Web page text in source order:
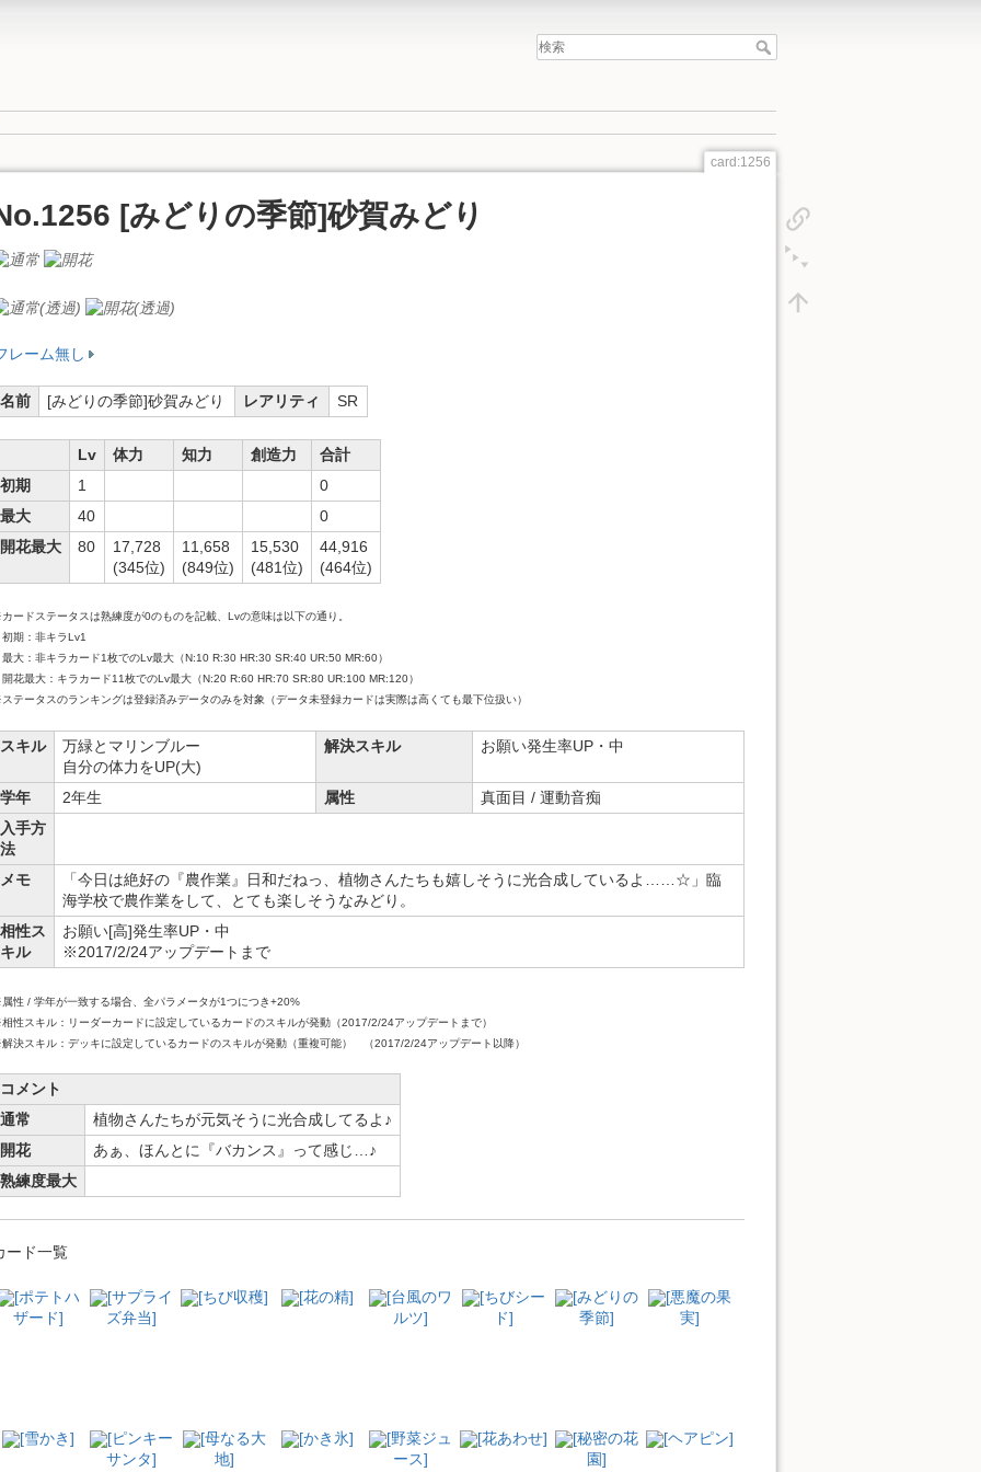
card:1256
[みどりの季節]砂賀みどり
レーム無し
名前 [みどりの季節]砂賀みどり レアリティ SR
Lv 体力 知力 創造力
合計
初期
1
0
最大
40
0
開花最大
80
17,728
(345位)
11,658
(849位)
15,530
(481位)
44,916
(464位)
ードステータスは熟練度が0のものを記載、Lvの意味は以下の通り。
期：非キラLv1
大：非キラカード1枚でのLv最大（N:10 R:30 HR:30 SR:40 UR:50 MR:60）
花最大：キラカード11枚でのLv最大（N:20 R:60 HR:70 SR:80 UR:100 MR:120）
テータスのランキングは登録済みデータのみを対象（データ未登録カードは実際は高くても最下位扱い）
スキル
万緑とマリンブルー
自分の体力をUP(大)
解決スキル お願い発生率UP・中
学年 2年生 属性
真面目 / 運動音痴
入手方
法
メモ
「今日は絶好の『農作業』日和だねっ、植物さんたちも嬉しそうに光合成しているよ……☆」臨
海学校で農作業をして、とても楽しそうなみどり。
相性ス
キル
お願い[高]発生率UP・中
※2017/2/24アップデートまで
性 / 学年が一致する場合、全パラメータが1つにつき+20%
性スキル：リーダーカードに設定しているカードのスキルが発動（2017/2/24アップデートまで）
決スキル：デッキに設定しているカードのスキルが発動（重複可能） （2017/2/24アップデート以降）
コメント
通常
植物さんたちが元気そうに光合成してるよ♪
開花
あぁ、ほんとに『バカンス』って感じ…♪
熟練度最大
ード一覧
[ポテトハ
ザード]
[サプライ
ズ弁当]
[ちび収穫] [花の精]
[台風のワ
ルツ]
[ちびシー
ド]
[みどりの
季節]
[悪魔の果
実]
[雪かき]
[ピンキー
サンタ]
[母なる大
地]
[かき氷]
[野菜ジュ
ース]
[花あわせ]
[秘密の花
園]
[ヘアピン]